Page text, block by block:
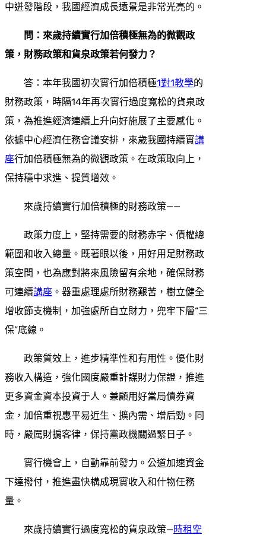
中迸發階段，我國經濟成長遠景是非常光亮的。
問：來歲持續實行加倍積極無為的微觀政
策，財務政策和貨泉政策若何發力？
答：本年我國初次實行加倍積極1對1教學的
財務政策，時隔14年再次實行過度寬松的貨泉政
策，為推進經濟連續上升向好施展了主要感化。
依據中心經濟任務會議安排，來歲我國持續實講
座行加倍積極無為的微觀政策。在政策取向上，
保持穩中求進、提質增效。
來歲持續實行加倍積極的財務政策——
政策力度上，堅持需要的財務赤字、債權總
範圍和收入總量。既著眼以後，用好用足財務政
策空間，也為應對將來風險留有余地，確保財務
可連續講座 。器重處理處所財務艱苦，樹立健全
增收節支機制，加強處所自立財力，兜牢下層“三
保”底線。
政策質效上，進步精準性和有用性。優化財
務收入構造，強化國度嚴重計謀財力保證，推進
更多資金資本投資于人。兼顧用好當局債券資
金，加倍重視惠平易近生、擴內需、增后勁。同
時，嚴厲財掮客律，保持黨政機關過緊日子。
實行機會上，自動靠前發力。公道加速資金
下達撥付，推進盡快構成現實收入和什物任務
量。
來歲持續實行過度寬松的貨泉政策—時租空